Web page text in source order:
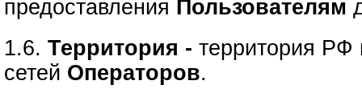
предоставления Пользователям
1.6.Территория -территория РФ
сетей Операторов.